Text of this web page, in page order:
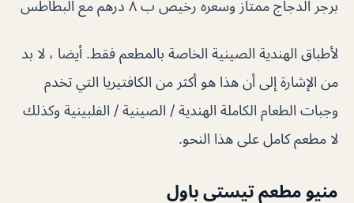
برجر الدجاج ممتاز وسعره رخيص ب ٨ درهم مع البطاطس
لأطباق الهندية الصينية الخاصة بالمطعم فقط. أيضا ، لا بد
من الإشارة إلى أن هذا هو أكثر من الكافتيريا التي تخدم
وجبات الطعام الكاملة الهندية / الصينية / الفلبينية وكذلك
لا مطعم كامل على هذا النحو.
منيو مطعم تيستي باول